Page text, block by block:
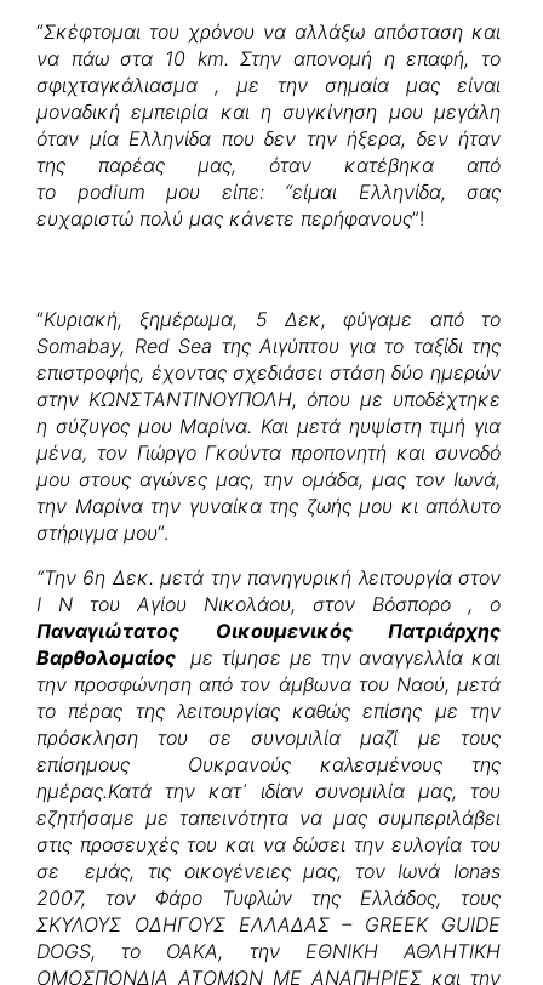
“Σκέφτομαι του χρόνου να αλλάξω απόσταση και
να πάω στα 10 km. Στην απονομή η επαφή, το
σφιχταγκάλιασμα , με την σημαία μας είναι
μοναδική εμπειρία και η συγκίνηση μου μεγάλη
όταν μία Ελληνίδα που δεν την ήξερα, δεν ήταν
της παρέας μας, όταν κατέβηκα από
το podium μου είπε: “είμαι Ελληνίδα, σας
ευχαριστώ πολύ μας κάνετε περήφανους”!
“Κυριακή, ξημέρωμα, 5 Δεκ, φύγαμε από το
Somabay, Red Sea της Αιγύπτου για το ταξίδι της
επιστροφής, έχοντας σχεδιάσει στάση δύο ημερών
στην ΚΩΝΣΤΑΝΤΙΝΟΥΠΟΛΗ, όπου με υποδέχτηκε
η σύζυγος μου Μαρίνα. Και μετά ηυψίστη τιμή για
μένα, τον Γιώργο Γκούντα προπονητή και συνοδό
μου στους αγώνες μας, την ομάδα, μας τον Ιωνά,
την Μαρίνα την γυναίκα της ζωής μου κι απόλυτο
στήριγμα μου“.
“Την 6η Δεκ. μετά την πανηγυρική λειτουργία στον
Ι Ν του Αγίου Νικολάου, στον Βόσπορο , ο
Παναγιώτατος Οικουμενικός Πατριάρχης
Βαρθολομαίος με τίμησε με την αναγγελλία και
την προσφώνηση από τον άμβωνα του Ναού, μετά
το πέρας της λειτουργίας καθώς επίσης με την
πρόσκληση του σε συνομιλία μαζί με τους
επίσημους Ουκρανούς καλεσμένους της
ημέρας.Κατά την κατ᾽ ιδίαν συνομιλία μας, του
εζητήσαμε με ταπεινότητα να μας συμπεριλάβει
στις προσευχές του και να δώσει την ευλογία του
σε εμάς, τις οικογένειες μας, τον Ιωνά Ionas
2007, τον Φάρο Τυφλών της Ελλάδος, τους
ΣΚΥΛΟΥΣ ΟΔΗΓΟΥΣ ΕΛΛΑΔΑΣ – GREEK GUIDE
DOGS, το ΟΑΚΑ, την ΕΘΝΙΚΗ ΑΘΛΗΤΙΚΗ
ΟΜΟΣΠΟΝΔΙΑ ΑΤΟΜΩΝ ΜΕ ΑΝΑΠΗΡΙΕΣ και την